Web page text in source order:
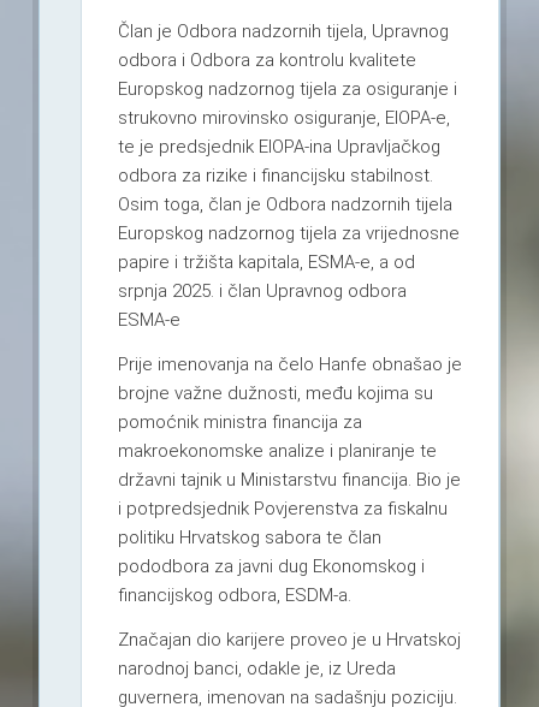
Član je Odbora nadzornih tijela, Upravnog
odbora i Odbora za kontrolu kvalitete
Europskog nadzornog tijela za osiguranje i
strukovno mirovinsko osiguranje, EIOPA-e,
te je predsjednik EIOPA-ina Upravljačkog
odbora za rizike i financijsku stabilnost.
Osim toga, član je Odbora nadzornih tijela
Europskog nadzornog tijela za vrijednosne
papire i tržišta kapitala, ESMA-e, a od
srpnja 2025. i član Upravnog odbora
ESMA-e
Prije imenovanja na čelo Hanfe obnašao je
brojne važne dužnosti, među kojima su
pomoćnik ministra financija za
makroekonomske analize i planiranje te
državni tajnik u Ministarstvu financija. Bio je
i potpredsjednik Povjerenstva za fiskalnu
politiku Hrvatskog sabora te član
pododbora za javni dug Ekonomskog i
financijskog odbora, ESDM-a.
Značajan dio karijere proveo je u Hrvatskoj
narodnoj banci, odakle je, iz Ureda
guvernera, imenovan na sadašnju poziciju.